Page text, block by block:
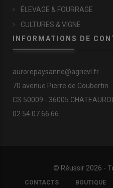
ÉLEVAGE & FOURRAGE
CULTURES & VIGNE
INFORMATIONS DE
aurorepaysanne@agricvl.fr
70 avenue Pierre de Coubertin
CS 50009 - 36005
02.54.07.66.66
© Réussir 2026 -
FOOTER
COPYRIGHT
CONTACTS BOUTIQUE